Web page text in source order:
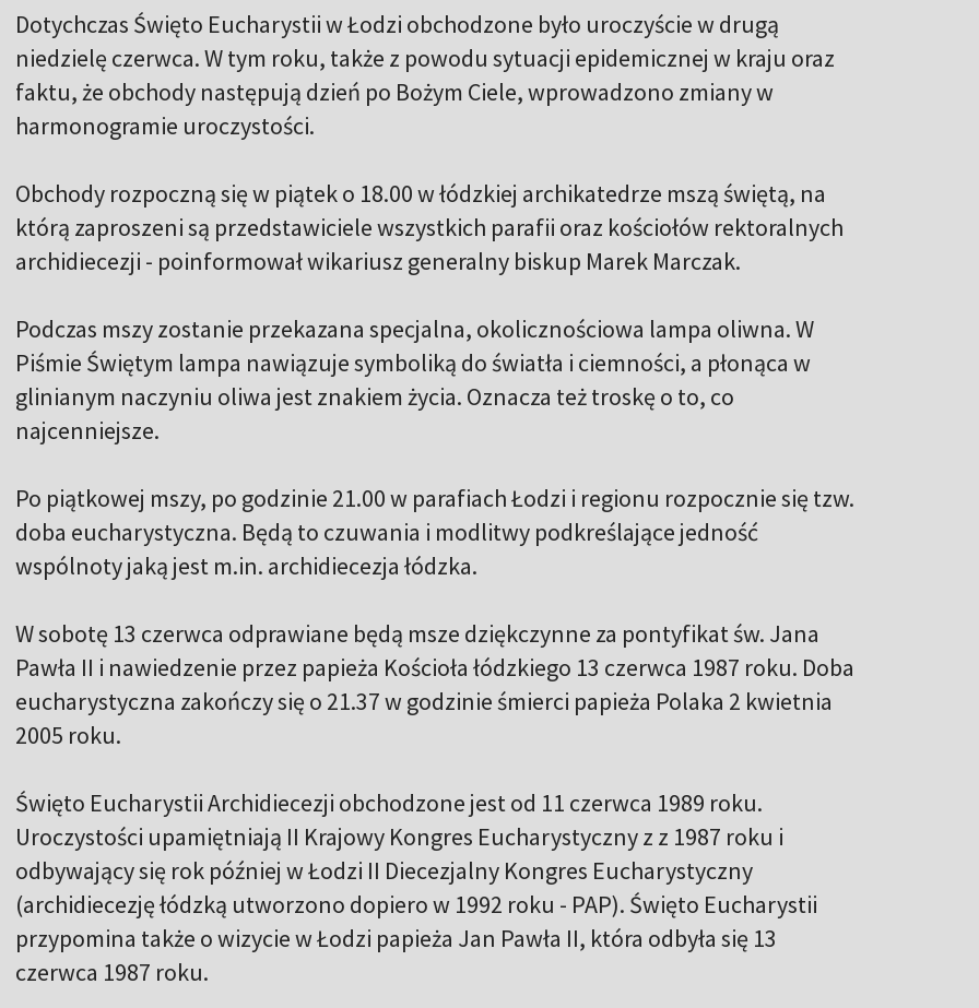
Dotychczas Święto Eucharystii w Łodzi obchodzone było uroczyście w drugą
niedzielę czerwca. W tym roku, także z powodu sytuacji epidemicznej w kraju oraz
faktu, że obchody następują dzień po Bożym Ciele, wprowadzono zmiany w
harmonogramie uroczystości.
Obchody rozpoczną się w piątek o 18.00 w łódzkiej archikatedrze mszą świętą, na
którą zaproszeni są przedstawiciele wszystkich parafii oraz kościołów rektoralnych
archidiecezji - poinformował wikariusz generalny biskup Marek Marczak.
Podczas mszy zostanie przekazana specjalna, okolicznościowa lampa oliwna. W
Piśmie Świętym lampa nawiązuje symboliką do światła i ciemności, a płonąca w
glinianym naczyniu oliwa jest znakiem życia. Oznacza też troskę o to, co
najcenniejsze.
Po piątkowej mszy, po godzinie 21.00 w parafiach Łodzi i regionu rozpocznie się tzw.
doba eucharystyczna. Będą to czuwania i modlitwy podkreślające jedność
wspólnoty jaką jest m.in. archidiecezja łódzka.
W sobotę 13 czerwca odprawiane będą msze dziękczynne za pontyfikat św. Jana
Pawła II i nawiedzenie przez papieża Kościoła łódzkiego 13 czerwca 1987 roku. Doba
eucharystyczna zakończy się o 21.37 w godzinie śmierci papieża Polaka 2 kwietnia
2005 roku.
Święto Eucharystii Archidiecezji obchodzone jest od 11 czerwca 1989 roku.
Uroczystości upamiętniają II Krajowy Kongres Eucharystyczny z z 1987 roku i
odbywający się rok później w Łodzi II Diecezjalny Kongres Eucharystyczny
(archidiecezję łódzką utworzono dopiero w 1992 roku - PAP). Święto Eucharystii
przypomina także o wizycie w Łodzi papieża Jan Pawła II, która odbyła się 13
czerwca 1987 roku.